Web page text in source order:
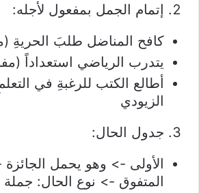
إتمام الجمل بمفعول لأجله:
كافح المناضل طلبَ
يتدرب الرياضي استعداداً
أطالع الكتب للرغبةِ في
الزيودي
جدول الحال:
الأولى -> وهو يحمل
المتفوق -> نوع الحال: